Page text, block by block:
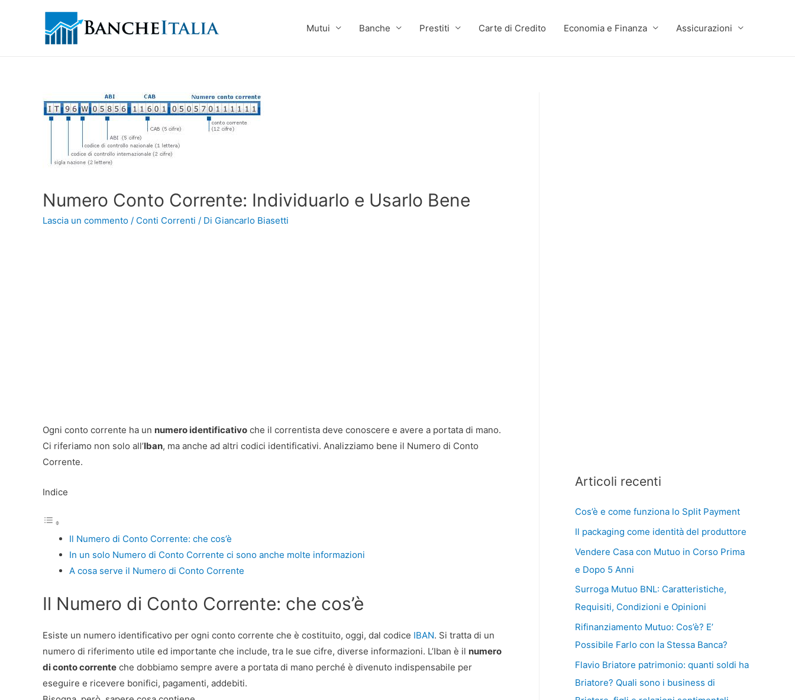
Mutui Banche Prestiti Carte di Credito Economia e Finanza Assicurazioni
Numero Conto Corrente: Individuarlo e Usarlo Bene
Lascia un commento / Conti Correnti / Di Giancarlo Biasetti
Ogni conto corrente ha un numero identificativo che il correntista deve conoscere e avere a portata di mano.
Ci riferiamo non solo all’Iban, ma anche ad altri codici identificativi. Analizziamo bene il Numero di Conto
Corrente.
Indice
Il Numero di Conto Corrente: che cos’è
In un solo Numero di Conto Corrente ci sono anche molte informazioni
A cosa serve il Numero di Conto Corrente
Il Numero di Conto Corrente: che cos’è
Esiste un numero identificativo per ogni conto corrente che è costituito, oggi, dal codice IBAN. Si tratta di un
numero di riferimento utile ed importante che include, tra le sue cifre, diverse informazioni. L’Iban è il numero
di conto corrente che dobbiamo sempre avere a portata di mano perché è divenuto indispensabile per
eseguire e ricevere bonifici, pagamenti, addebiti.
Articoli recenti
Cos’è e come funziona lo Split Payment
Il packaging come identità del produttore
Vendere Casa con Mutuo in Corso Prima
e Dopo 5 Anni
Surroga Mutuo BNL: Caratteristiche,
Requisiti, Condizioni e Opinioni
Rifinanziamento Mutuo: Cos’è? E’
Possibile Farlo con la Stessa Banca?
Flavio Briatore patrimonio: quanti soldi ha
Briatore? Quali sono i business di